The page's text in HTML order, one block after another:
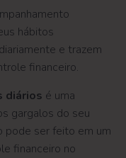
hábitos
e trazem
financeiro.
diários é uma
gargalos do seu
pode ser feito em um
financeiro no